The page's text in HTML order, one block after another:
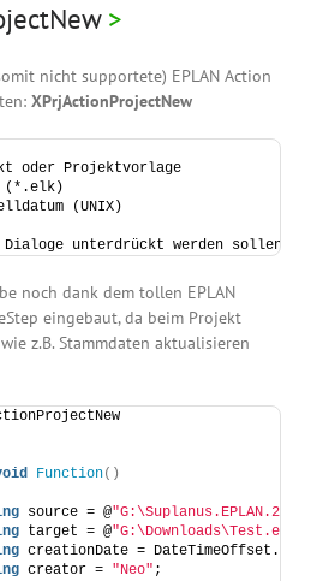
nicht supportete) EPLAN Action
XPrjActionProjectNew
oder Projektvorlage
(*.elk)
(UNIX)
Dialoge unterdrückt werden sollen
noch dank dem tollen EPLAN
eingebaut, da beim Projekt
z.B. Stammdaten aktualisieren
Function()
source = @
target = @"G:\Downloads\Test.elk"
creationDate = DateTimeOffset.
creator = "Neo" ;